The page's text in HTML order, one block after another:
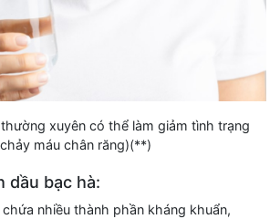
xuyên có thể làm giảm tình trạng
chảy máu chân răng)(**)
dầu bạc hà:
nhiều thành phần kháng khuẩn,